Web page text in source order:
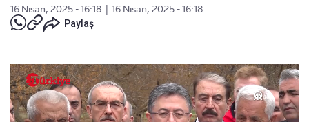
16 Nisan, 2025 - 16:18
16 Nisan, 2025 - 16:18
Paylaş